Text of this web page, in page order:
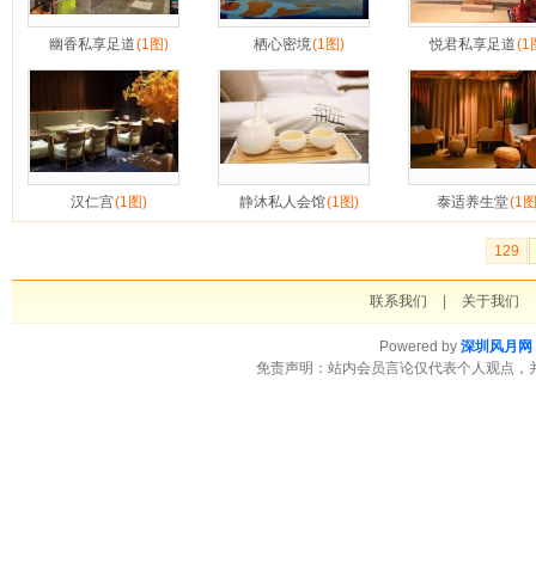
幽香私享足道(1图) 栖心密境(1图) 悦君私享足道(1
汉仁宫(1图) 静沐私人会馆(1图) 泰适养生堂(1
129
联系我们 关于我们
Powered by 深圳风月网
免责声明：站内会员言论仅代表个人观点